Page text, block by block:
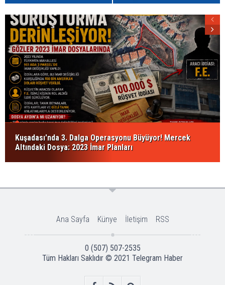
Kuşadası'nda 3. Dalga Operasyonu Büyüyor! Mercek
Altındaki Dosya: 2023 İmar Planları
Ana Sayfa Künye İletişim RSS
0 (507) 507-2535
Tüm Hakları Saklıdır © 2021 Telegram Haber